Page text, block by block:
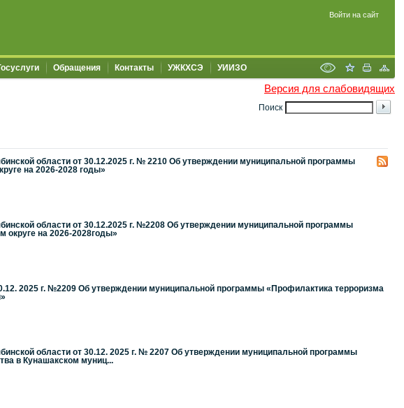
Войти на сайт
Обращения Контакты УЖКХСЭ УИИЗО
Версия для слабовидящих
Поиск
области от 30.12.2025 г. № 2210 Об утверждении муниципальной программы
на 2026-2028 годы»
области от 30.12.2025 г. №2208 Об утверждении муниципальной программы
округе на 2026-2028годы»
2025 г. №2209 Об утверждении муниципальной программы «Профилактика терроризма
области от 30.12. 2025 г. № 2207 Об утверждении муниципальной программы
в Кунашакском муниц...